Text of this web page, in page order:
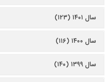
سال ۱۴۰۱ (۱۲۳)
سال ۱۴۰۰ (۱۱۶)
سال ۱۳۹۹ (۱۴۰)